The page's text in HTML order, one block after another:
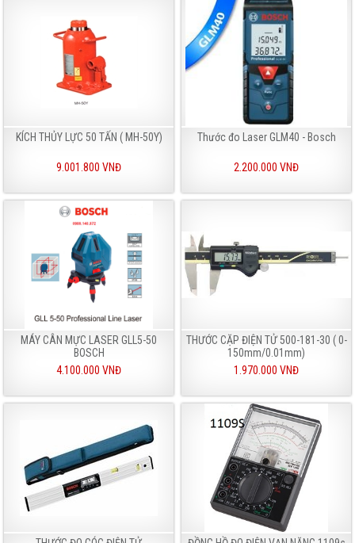
KÍCH THỦY LỰC 50 TẤN ( MH-50Y)
9.001.800 VNĐ
Thước đo Laser GLM40 - Bosch
2.200.000 VNĐ
MÁY CÂN MỰC LASER GLL5-50
BOSCH
4.100.000 VNĐ
THƯỚC CẶP ĐIỆN TỬ 500-181-30 ( 0-
150mm/0.01mm)
1.970.000 VNĐ